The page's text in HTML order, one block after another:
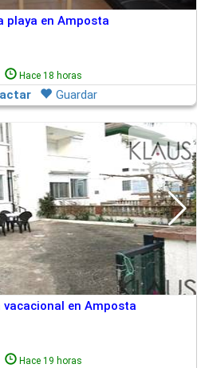
playa en Amposta
Hace 18 horas
Guardar
en Amposta
Hace 19 horas